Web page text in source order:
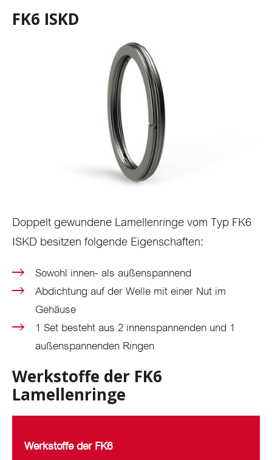
FK6 ISKD
Doppelt gewundene Lamellenringe vom Typ FK6
ISKD besitzen folgende Eigenschaften:
Sowohl innen- als außenspannend
Abdichtung auf der Welle mit einer Nut im
Gehäuse
1 Set besteht aus 2 innenspannenden und 1
außenspannenden Ringen
Werkstoffe der FK6
Lamellenringe
Werkstoffe der FK6